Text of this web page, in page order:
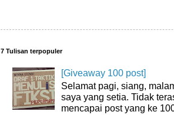
7 Tulisan terpopuler
[Giveaway 100 post]
Selamat pagi, siang,
saya yang setia. Tidak
mencapai post yang ke